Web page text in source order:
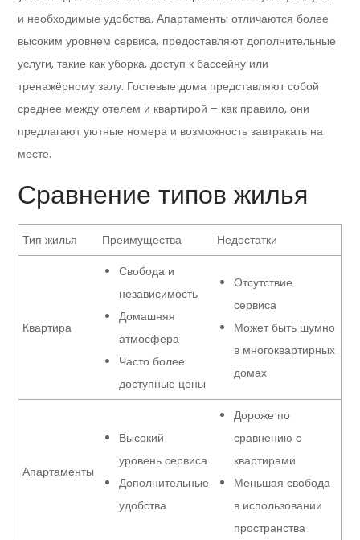
и необходимые удобства. Апартаменты отличаются более
высоким уровнем сервиса, предоставляют дополнительные
услуги, такие как уборка, доступ к бассейну или
тренажёрному залу. Гостевые дома представляют собой
среднее между отелем и квартирой – как правило, они
предлагают уютные номера и возможность завтракать на
месте.
Сравнение типов жилья
Тип жилья Преимущества Недостатки
Квартира
Свобода и
независимость
Домашняя
атмосфера
Часто более
доступные цены
Отсутствие
сервиса
Может быть шумно
в многоквартирных
домах
Апартаменты
Высокий
уровень сервиса
Дополнительные
удобства
Дороже по
сравнению с
квартирами
Меньшая свобода
в использовании
пространства